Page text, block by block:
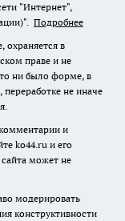
"Интернет",
Подробнее
охраняется в
праве и не
ни было форме, в
не иначе
и
ko44.ru и его
может не
модерировать
конструктивности